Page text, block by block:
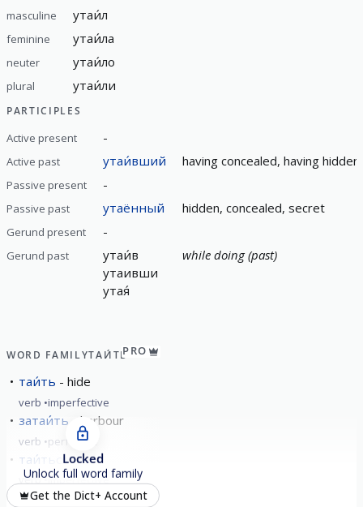
masculine
утаи́л
feminine утаи́ла
neuter утаи́ло
plural утаи́ли
PARTICIPLES
Active present -
Active past утаи́вший having concealed, having
Passive present -
Passive past утаённый hidden, concealed, secret
Gerund present -
Gerund past
утаи́в
утаивши
утая́
while doing (past)
WORD FAMILYТАИ́ТЬPRO
таи́ть hide
verb imperfective
затаи́ть harbour
verb perfective
таи́ться lurk
verb imperfective
затаи́ться to hide
Locked
Unlock full word family
Get the Dict+ Account